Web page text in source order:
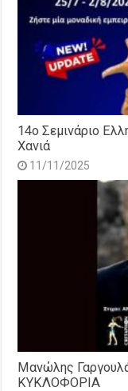
14o Σεμινάριο
Χανιά
11/11/2025
Μανώλης
ΚΥΚΛΟΦΟΡΙΑ